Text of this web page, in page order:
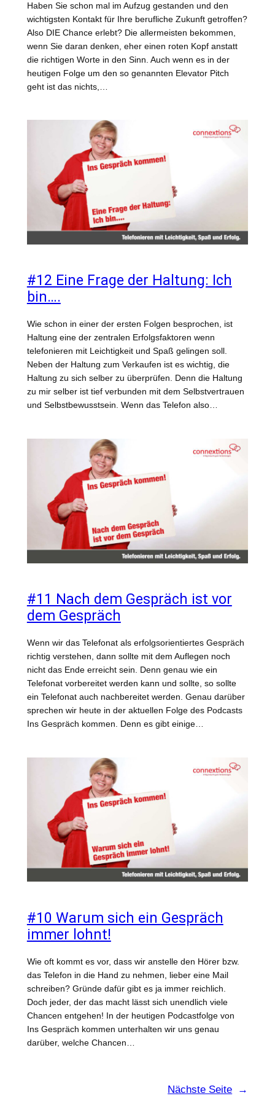
Haben Sie schon mal im Aufzug gestanden und den
wichtigsten Kontakt für Ihre berufliche Zukunft getroffen?
Also DIE Chance erlebt? Die allermeisten bekommen,
wenn Sie daran denken, eher einen roten Kopf anstatt
die richtigen Worte in den Sinn. Auch wenn es in der
heutigen Folge um den so genannten Elevator Pitch
geht ist das nichts,…
#12 Eine Frage der Haltung: Ich
bin….
Wie schon in einer der ersten Folgen besprochen, ist
Haltung eine der zentralen Erfolgsfaktoren wenn
telefonieren mit Leichtigkeit und Spaß gelingen soll.
Neben der Haltung zum Verkaufen ist es wichtig, die
Haltung zu sich selber zu überprüfen. Denn die Haltung
zu mir selber ist tief verbunden mit dem Selbstvertrauen
und Selbstbewusstsein. Wenn das Telefon also…
#11 Nach dem Gespräch ist vor
dem Gespräch
Wenn wir das Telefonat als erfolgsorientiertes Gespräch
richtig verstehen, dann sollte mit dem Auflegen noch
nicht das Ende erreicht sein. Denn genau wie ein
Telefonat vorbereitet werden kann und sollte, so sollte
ein Telefonat auch nachbereitet werden. Genau darüber
sprechen wir heute in der aktuellen Folge des Podcasts
Ins Gespräch kommen. Denn es gibt einige…
#10 Warum sich ein Gespräch
immer lohnt!
Wie oft kommt es vor, dass wir anstelle den Hörer bzw.
das Telefon in die Hand zu nehmen, lieber eine Mail
schreiben? Gründe dafür gibt es ja immer reichlich.
Doch jeder, der das macht lässt sich unendlich viele
Chancen entgehen! In der heutigen Podcastfolge von
Ins Gespräch kommen unterhalten wir uns genau
darüber, welche Chancen…
Nächste Seite →